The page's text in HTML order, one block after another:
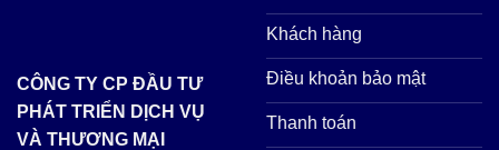
CÔNG TY CP ĐẦU TƯ
PHÁT TRIỂN DỊCH VỤ
VÀ THƯƠNG MẠI
Khách hàng
Điều khoản bảo mật
Thanh toán